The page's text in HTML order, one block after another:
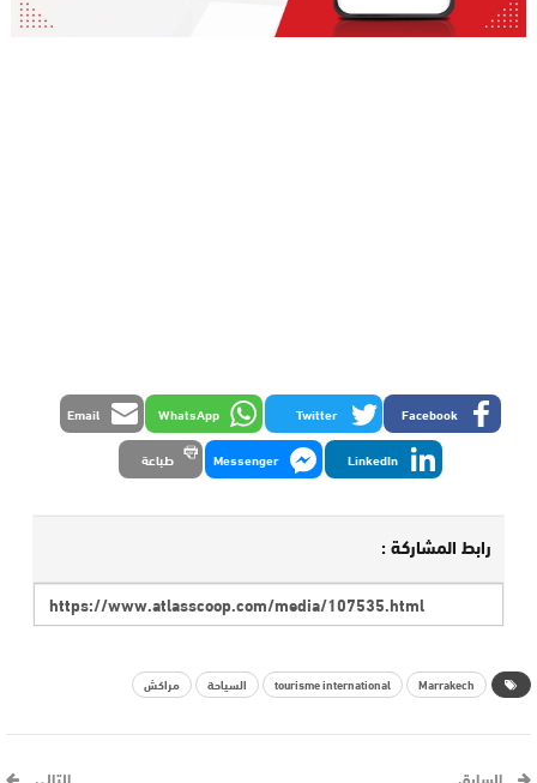
Facebook
Twitter
WhatsApp
Email
LinkedIn
Messenger طباعة
رابط المشاركة :
Marrakech
tourisme international السياحة مراكش